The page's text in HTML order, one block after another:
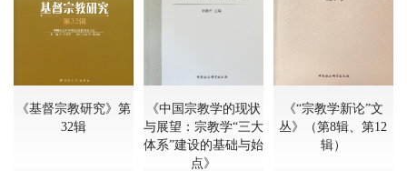
《基督宗教研究》第
32辑
《中国宗教学的现状
与展望：宗教学“三大
体系”建设的基础与始
点》
《“宗教学新论”文
丛》（第8辑、第12
辑）